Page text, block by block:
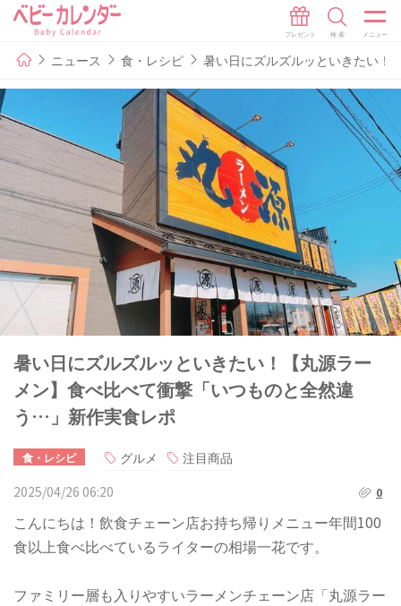
ニュース 食・レシピ 暑い日にズルズルッといきたい！
暑い日にズルズルッといきたい！【丸源ラー
メン】食べ比べて衝撃「いつものと全然違
う…」新作実食レポ
食・レシピ グルメ
注目商品
2025/04/26 06:20
0
こんにちは！飲食チェーン店お持ち帰りメニュー年間100
食以上食べ比べているライターの相場一花です。
ファミリー層も入りやすいラーメンチェーン店「丸源ラー